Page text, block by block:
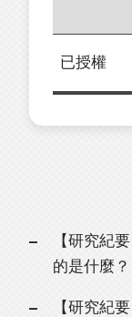
已授權
【研究紀
的是什麼？
【研究紀